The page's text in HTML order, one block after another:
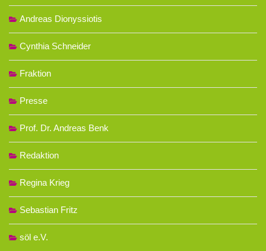
Andreas Dionyssiotis
Cynthia Schneider
Fraktion
Presse
Prof. Dr. Andreas Benk
Redaktion
Regina Krieg
Sebastian Fritz
söl e.V.